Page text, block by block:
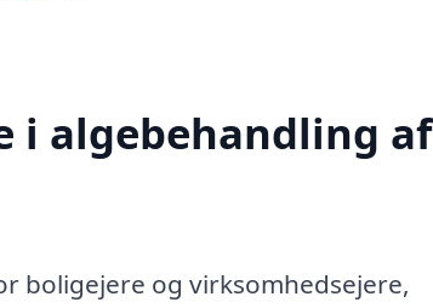
i algebehandling af
boligejere og virksomhedsejere,